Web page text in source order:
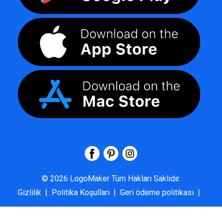
© 2026 LogoMaker Tüm Hakları Saklıdır.
Gizlilik | Politika Koşulları | Geri ödeme politikası |